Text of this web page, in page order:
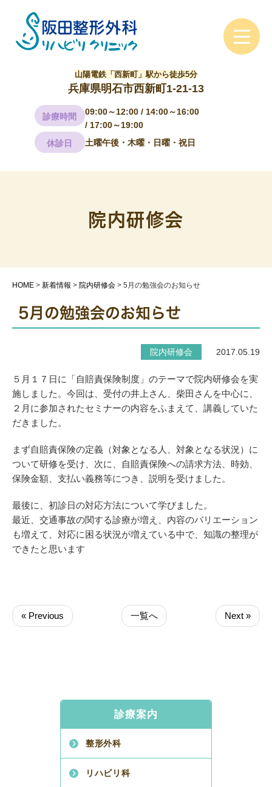
診療時間
09:00～12:00 / 14:00～16:00
/ 17:00～19:00
休診日
土曜午後・木曜・日曜・祝日
山陽電鉄「西新町」駅から徒歩5分
兵庫県明石市西新町1-21-13
院内研修会
HOME > 新着情報 > 院内研修会 > 5月の勉強会のお知らせ
5月の勉強会のお知らせ
院内研修会 2017.05.19
５月１７日に「自賠責保険制度」のテーマで院内研修会を実
施しました。今回は、受付の井上さん、柴田さんを中心に、
２月に参加されたセミナーの内容をふまえて、講義していた
だきました。
まず自賠責保険の定義（対象となる人、対象となる状況）に
ついて研修を受け、次に、自賠責保険への請求方法、時効、
保険金額、支払い義務等につき、説明を受けました。
最後に、初診日の対応方法について学びました。
最近、交通事故の関する診療が増え、内容のバリエーション
も増えて、対応に困る状況が増えている中で、知識の整理が
できたと思います
« Previous 一覧へ Next »
診療案内
整形外科
リハビリ科